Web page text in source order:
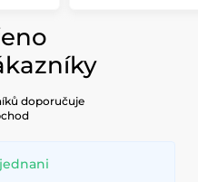
doporučuje